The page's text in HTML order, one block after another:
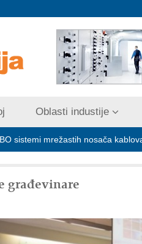
Oblasti industije
nosača kablova
građevinare